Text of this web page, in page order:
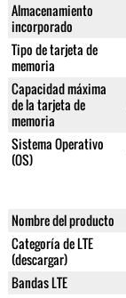
Almacenamiento
incorporado
Tipo de tarjeta de
memoria
Capacidad máxima
de la tarjeta de
memoria
Sistema Operativo
(OS)
Nombre del producto
Categoría de LTE
(descargar)
Bandas LTE